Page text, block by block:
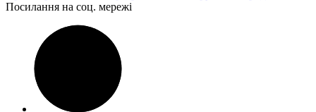
Посилання на соц. мережі